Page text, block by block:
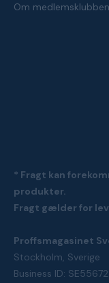
Om medlemsklubben
* Fragt kan
produkter.
Fragt gælder for
Proffsmagasinet
Stockholm, Sverige
Business ID: